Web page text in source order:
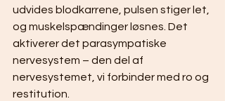
udvides blodkarrene, pulsen stiger let,
og muskelspændinger løsnes. Det
aktiverer det parasympatiske
nervesystem – den del af
nervesystemet, vi forbinder med ro og
restitution.